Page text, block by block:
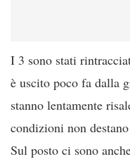
I 3 sono stati
è uscito poco fa dalla
stanno lentamente
condizioni non
Sul posto ci sono